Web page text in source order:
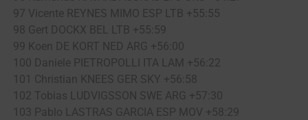
97 Vicente REYNES MIMO ESP LTB +55:55
98 Gert DOCKX BEL LTB +55:59
99 Koen DE KORT NED ARG +56:00
100 Daniele PIETROPOLLI ITA LAM +56:22
101 Christian KNEES GER SKY +56:58
102 Tobias LUDVIGSSON SWE ARG +57:30
103 Pablo LASTRAS GARCIA ESP MOV +58:29